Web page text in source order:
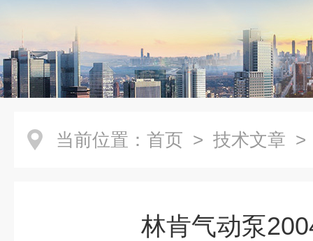
当前位置： 首页 > 技术文章 >
林肯气动泵